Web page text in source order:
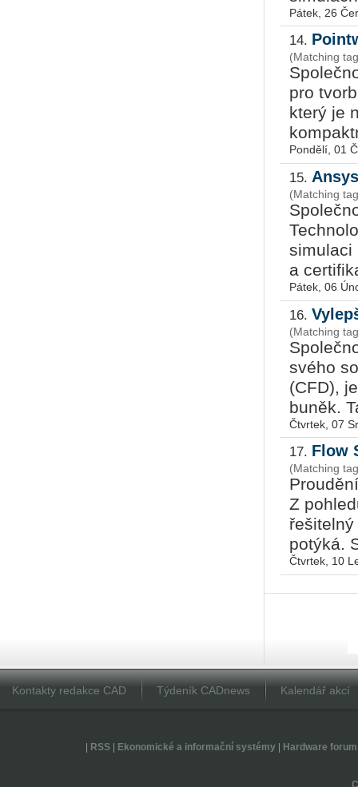
Pátek, 26
14.
(Matching
pro
který je
Pondělí, 01
15.
(Matching
simulaci
a
Pátek, 06
16.
(Matching
svého
(CFD),
buněk.
Čtvrtek, 07
17. Flow
(Matching
Z
potýká.
Čtvrtek, 10
Kontakty redakce CAD Týdeník CADnews Kalendář akcí
RSS| Ekonomické a informační systémy| Hardware forum